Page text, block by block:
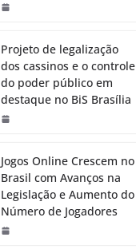
Projeto de legalização
dos cassinos e o controle
do poder público em
destaque no BiS Brasília
Jogos Online Crescem no
Brasil com Avanços na
Legislação e Aumento do
Número de Jogadores